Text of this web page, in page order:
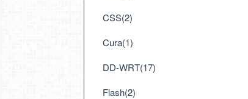
CSS(2)
Cura(1)
DD-WRT(17)
Flash(2)